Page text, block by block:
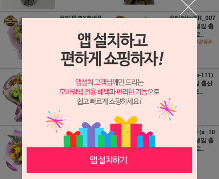
큐티핑크3호(FR_
출산 선물 프..
48,000원
480원 적립
큐티러브(FR_007
0) 꽃다발 생일 출
산 선물 프로..
5) 꽃다발 생일 출
산 선물 프..
48,000원
480원 적립
향기가득 (b-111)
꽃다발 생일 출산
선물 프로포..
48,000원
480원 적립
행복한 하루! (a_0
038) 꽃다발 생일
출산 선물..
카라꽃다발 (a_10
6) 꽃다발 생일 출
산 선물 프로..